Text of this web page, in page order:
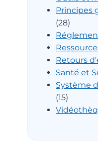
Principes
(28)
Retours
Santé et
Système
(15)